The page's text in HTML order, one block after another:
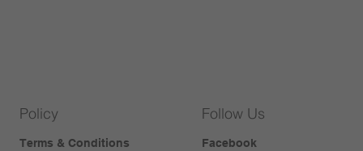
Terms & Conditions
Policy
Facebook
Follow Us